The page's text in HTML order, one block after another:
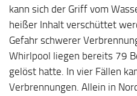
kann sich der Griff vom
heißer Inhalt verschüttet
Gefahr schwerer
Whirlpool liegen bereits 79
gelöst hatte. In vier Fällen
Verbrennungen. Allein in